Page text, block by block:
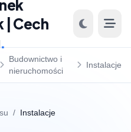
| Cech
.
Budownictwo i
nieruchomości
Instalacje
/ Instalacje